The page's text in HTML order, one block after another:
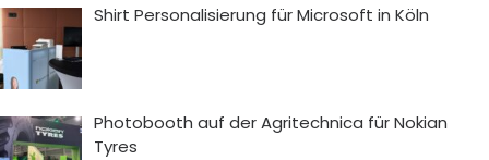
Shirt Personalisierung für Microsoft in Köln
Photobooth auf der Agritechnica für Nokian
Tyres